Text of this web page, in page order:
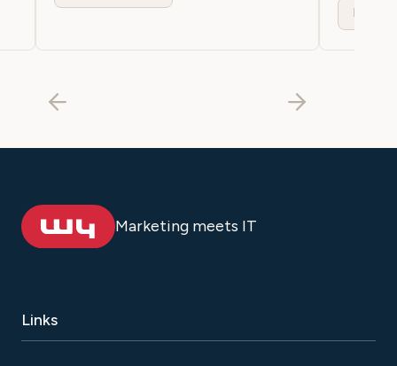
Mehr
Marketing meets IT
Links